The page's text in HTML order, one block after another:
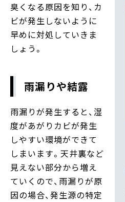
臭くなる原因を知り、カ
ビが発生しないように
早めに対処していきま
しょう。
雨漏りや結露
雨漏りが発生すると、湿
度があがりカビが発生
しやすい環境ができて
しまいます。天井裏など
見えない部分から増え
ていくので、雨漏りが原
因の場合、発生源の特定